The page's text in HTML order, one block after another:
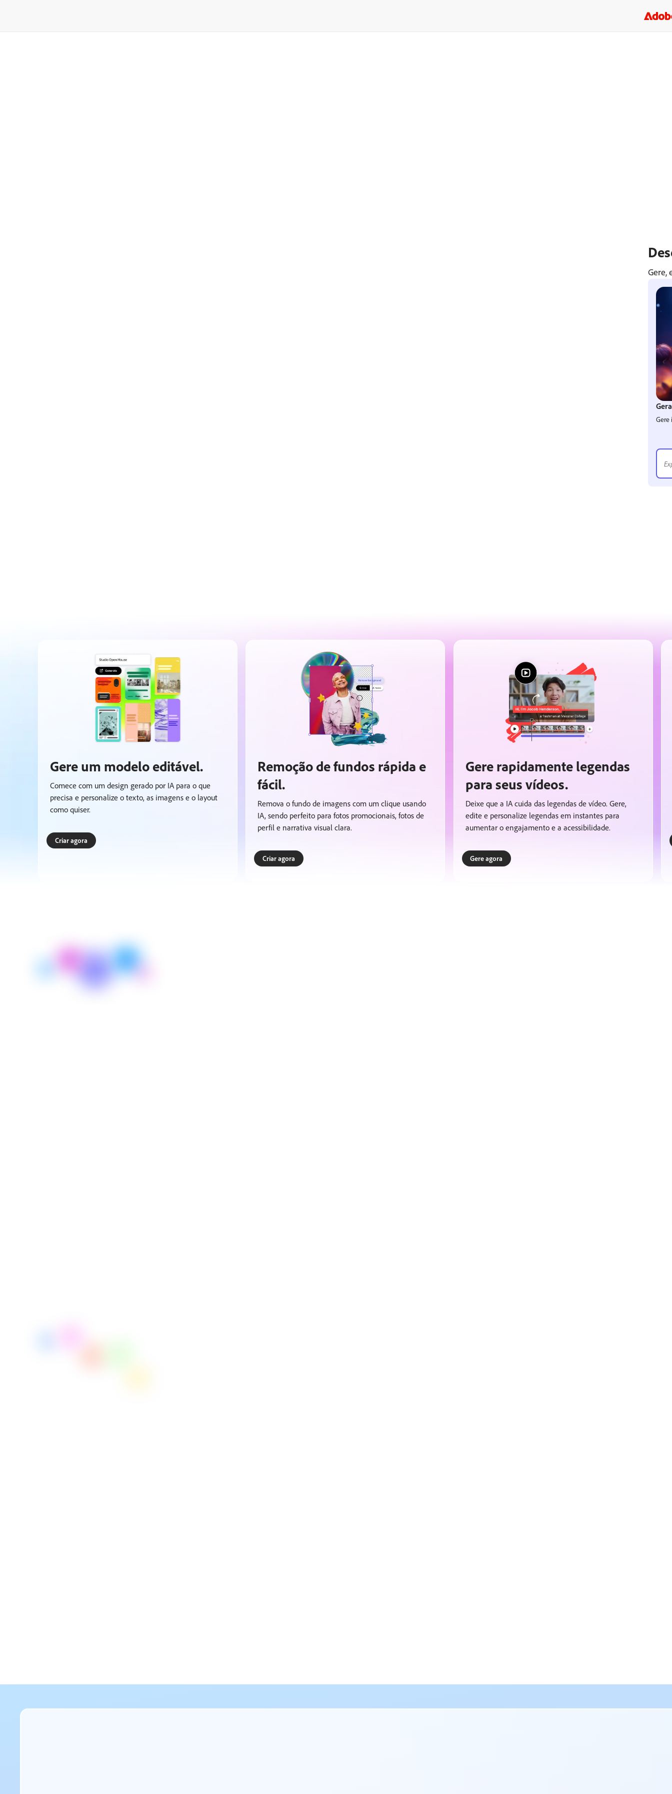
Gere,
Gere
Gere um modelo editável.
Comece com um design gerado por IA para o que
precisa e personalize o texto, as imagens e o layout
como quiser.
Criar agora
Remoção de fundos rápida e
fácil.
Remova o fundo de imagens com um clique usando
IA, sendo perfeito para fotos promocionais, fotos de
perfil e narrativa visual clara.
Criar agora
Gere rapidamente legendas
para seus vídeos.
Deixe que a IA cuida das legendas de vídeo. Gere,
edite e personalize legendas em instantes para
aumentar o engajamento e a acessibilidade.
Gere agora